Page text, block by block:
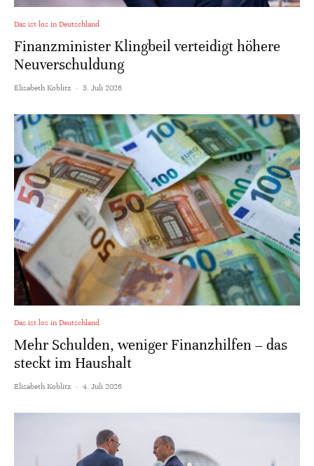
Das ist los in Deutschland
Finanzminister Klingbeil verteidigt höhere
Neuverschuldung
Elisabeth Koblitz · 5. Juli 2026
Das ist los in Deutschland
Mehr Schulden, weniger Finanzhilfen – das
steckt im Haushalt
Elisabeth Koblitz · 4. Juli 2026